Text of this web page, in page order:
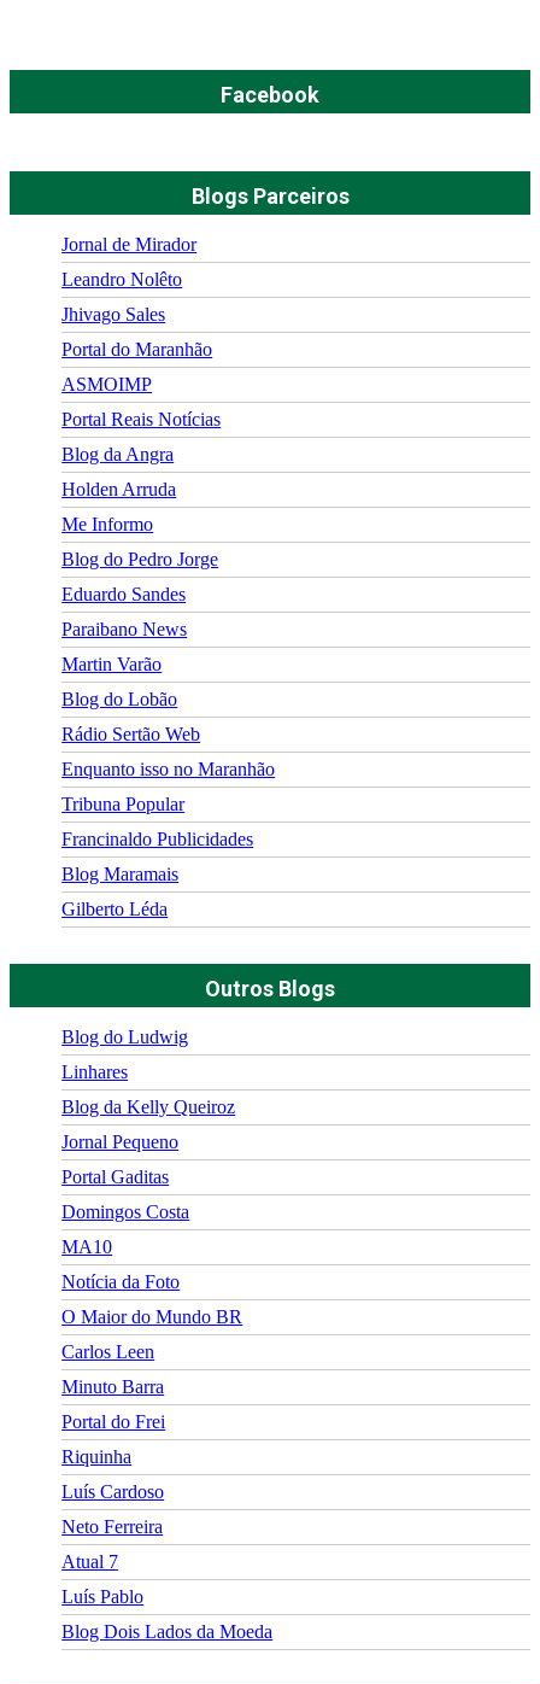
Facebook
Blogs Parceiros
Jornal de Mirador
Leandro Nolêto
Jhivago Sales
Portal do Maranhão
ASMOIMP
Portal Reais Notí­cias
Blog da Angra
Holden Arruda
Me Informo
Blog do Pedro Jorge
Eduardo Sandes
Paraibano News
Martin Varão
Blog do Lobão
Rádio Sertão Web
Enquanto isso no Maranhão
Tribuna Popular
Francinaldo Publicidades
Blog Maramais
Gilberto Léda
Outros Blogs
Blog do Ludwig
Linhares
Blog da Kelly Queiroz
Jornal Pequeno
Portal Gaditas
Domingos Costa
MA10
Notícia da Foto
O Maior do Mundo BR
Carlos Leen
Minuto Barra
Portal do Frei
Riquinha
Luís Cardoso
Neto Ferreira
Atual 7
Luís Pablo
Blog Dois Lados da Moeda